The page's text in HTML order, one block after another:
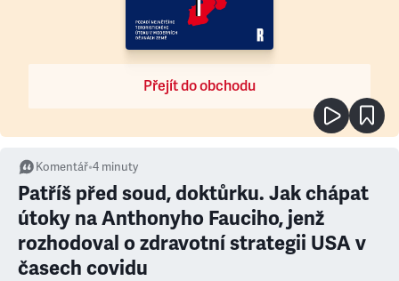
Přejít do obchodu
Komentář•4 minuty
Patříš před soud, doktůrku. Jak chápat
útoky na Anthonyho Fauciho, jenž
rozhodoval o zdravotní strategii USA v
časech covidu